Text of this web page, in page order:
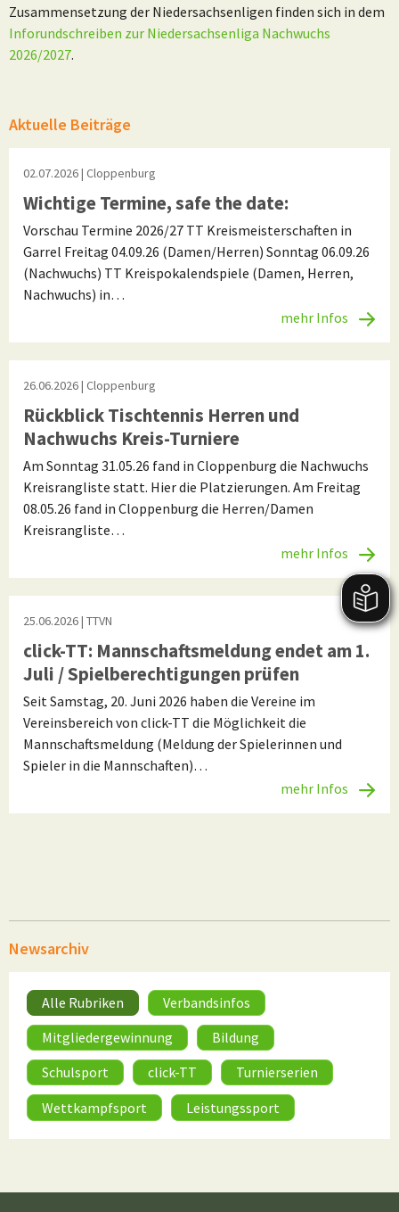
Zusammensetzung der Niedersachsenligen finden sich in dem
Inforundschreiben zur Niedersachsenliga Nachwuchs
2026/2027.
Aktuelle Beiträge
02.07.2026| Cloppenburg
Wichtige Termine, safe the date:
Vorschau Termine 2026/27 TT Kreismeisterschaften in
Garrel Freitag 04.09.26 (Damen/Herren) Sonntag 06.09.26
(Nachwuchs) TT Kreispokalendspiele (Damen, Herren,
Nachwuchs) in…
mehr Infos
26.06.2026| Cloppenburg
Rückblick Tischtennis Herren und
Nachwuchs Kreis-Turniere
Am Sonntag 31.05.26 fand in Cloppenburg die Nachwuchs
Kreisrangliste statt. Hier die Platzierungen. Am Freitag
08.05.26 fand in Cloppenburg die Herren/Damen
Kreisrangliste…
mehr Infos
25.06.2026| TTVN
click-TT: Mannschaftsmeldung endet am 1.
Juli / Spielberechtigungen prüfen
Seit Samstag, 20. Juni 2026 haben die Vereine im
Vereinsbereich von click-TT die Möglichkeit die
Mannschaftsmeldung (Meldung der Spielerinnen und
Spieler in die Mannschaften)…
mehr Infos
Newsarchiv
Alle Rubriken
Verbandsinfos
Mitgliedergewinnung
Bildung
Schulsport
click-TT
Turnierserien
Wettkampfsport
Leistungssport